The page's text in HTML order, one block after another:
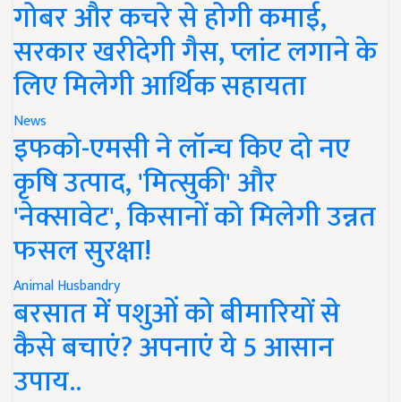
गोबर और कचरे से होगी कमाई,
सरकार खरीदेगी गैस, प्लांट लगाने के
लिए मिलेगी आर्थिक सहायता
News
इफको-एमसी ने लॉन्च किए दो नए
कृषि उत्पाद, 'मित्सुकी' और
'नेक्सावेट', किसानों को मिलेगी उन्नत
फसल सुरक्षा!
Animal Husbandry
बरसात में पशुओं को बीमारियों से
कैसे बचाएं? अपनाएं ये 5 आसान
उपाय..